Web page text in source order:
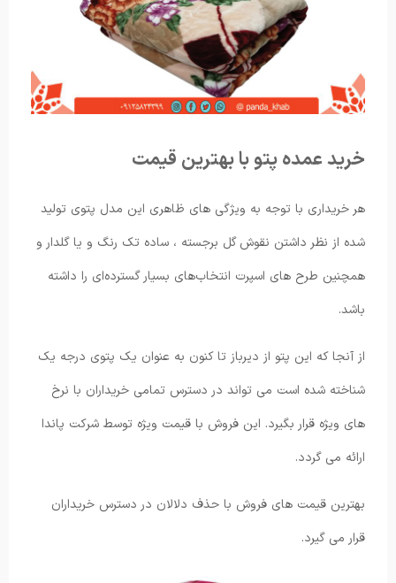
خرید عمده پتو با بهترین قیمت
هر خریداری با توجه به ویژگی های ظاهری این مدل پتوی تولید
شده از نظر داشتن نقوش گل برجسته ، ساده تک رنگ و یا گلدار و
همچنین طرح های اسپرت انتخاب‌های بسیار گسترده‌ای را داشته
باشد.
از آنجا که این پتو از دیرباز تا کنون به عنوان یک پتوی درجه یک
شناخته شده است می تواند در دسترس تمامی خریداران با نرخ
های ویژه قرار بگیرد. این فروش با قیمت ویژه توسط شرکت پاندا
ارائه می گردد.
بهترین قیمت های فروش با حذف دلالان در دسترس خریداران
قرار می گیرد.